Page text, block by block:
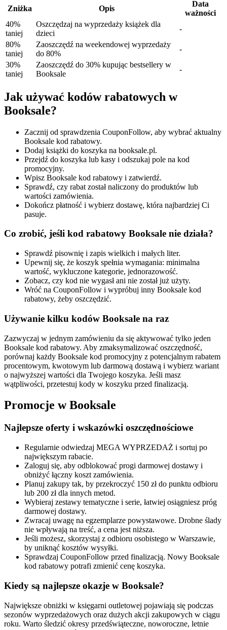
Zniżka Opis
Data
ważności
40%
taniej
Oszczędzaj na wyprzedaży książek dla
dzieci
-
80%
taniej
Zaoszczędź na weekendowej wyprzedaży
do 80%
-
30%
taniej
Zaoszczędź do 30% kupując bestsellery w
Booksale
-
Jak używać kodów rabatowych w
Booksale?
Zacznij od sprawdzenia CouponFollow, aby wybrać aktualny
Booksale kod rabatowy.
Dodaj książki do koszyka na booksale.pl.
Przejdź do koszyka lub kasy i odszukaj pole na kod
promocyjny.
Wpisz Booksale kod rabatowy i zatwierdź.
Sprawdź, czy rabat został naliczony do produktów lub
wartości zamówienia.
Dokończ płatność i wybierz dostawę, która najbardziej Ci
pasuje.
Co zrobić, jeśli kod rabatowy Booksale nie działa?
Sprawdź pisownię i zapis wielkich i małych liter.
Upewnij się, że koszyk spełnia wymagania: minimalna
wartość, wykluczone kategorie, jednorazowość.
Zobacz, czy kod nie wygasł ani nie został już użyty.
Wróć na CouponFollow i wypróbuj inny Booksale kod
rabatowy, żeby oszczędzić.
Używanie kilku kodów Booksale na raz
Zazwyczaj w jednym zamówieniu da się aktywować tylko jeden
Booksale kod rabatowy. Aby zmaksymalizować oszczędność,
porównaj każdy Booksale kod promocyjny z potencjalnym rabatem
procentowym, kwotowym lub darmową dostawą i wybierz wariant
o najwyższej wartości dla Twojego koszyka. Jeśli masz
wątpliwości, przetestuj kody w koszyku przed finalizacją.
Promocje w Booksale
Najlepsze oferty i wskazówki oszczędnościowe
Regularnie odwiedzaj MEGA WYPRZEDAŻ i sortuj po
największym rabacie.
Zaloguj się, aby odblokować progi darmowej dostawy i
obniżyć łączny koszt zamówienia.
Planuj zakupy tak, by przekroczyć 150 zł do punktu odbioru
lub 200 zł dla innych metod.
Wybieraj zestawy tematyczne i serie, łatwiej osiągniesz próg
darmowej dostawy.
Zwracaj uwagę na egzemplarze powystawowe. Drobne ślady
nie wpływają na treść, a cena jest niższa.
Jeśli możesz, skorzystaj z odbioru osobistego w Warszawie,
by uniknąć kosztów wysyłki.
Sprawdzaj CouponFollow przed finalizacją. Nowy Booksale
kod rabatowy potrafi zmienić cenę koszyka.
Kiedy są najlepsze okazje w Booksale?
Największe obniżki w księgarni outletowej pojawiają się podczas
sezonów wyprzedażowych oraz dużych akcji zakupowych w ciągu
roku. Warto śledzić okresy przedświąteczne, noworoczne, letnie